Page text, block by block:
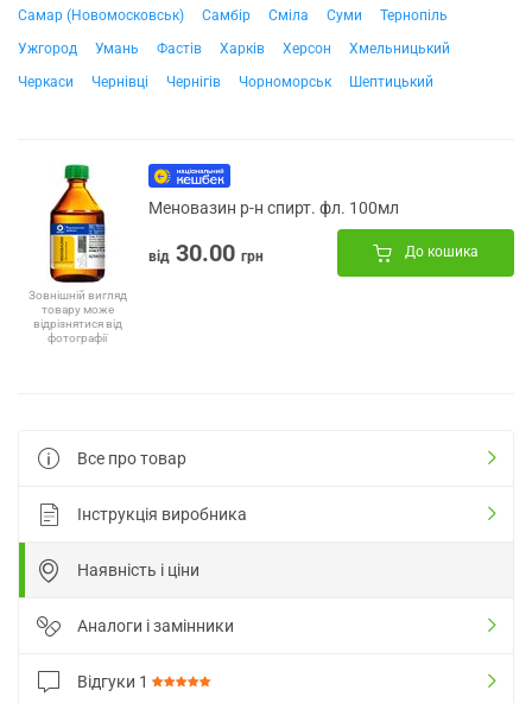
Самар (Новомосковськ)
Самбір Сміла Суми
Тернопіль
Ужгород
Умань Фастів Харків Херсон
Хмельницький
Черкаси
Чернівці Чернігів Чорноморськ Шептицький
Зовнішній вигляд
товару може
відрізнятися від
фотографії
Меновазин р-н спирт. фл. 100мл
від 30.00 грн До кошика
Все про товар
Інструкція виробника
Наявність і ціни
Аналоги і замінники
Відгуки 1